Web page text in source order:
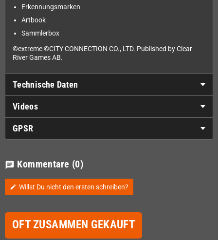
Erkennungsmarken
Artbook
Sammlerbox
©extreme ©CITY CONNECTION CO., LTD. Published by Clear
River Games AB.
Technische Daten
Videos
GPSR
chat Kommentare (0)
edit Willst Du nicht den ersten schreiben?
OFT ZUSAMMEN GEKAUFT